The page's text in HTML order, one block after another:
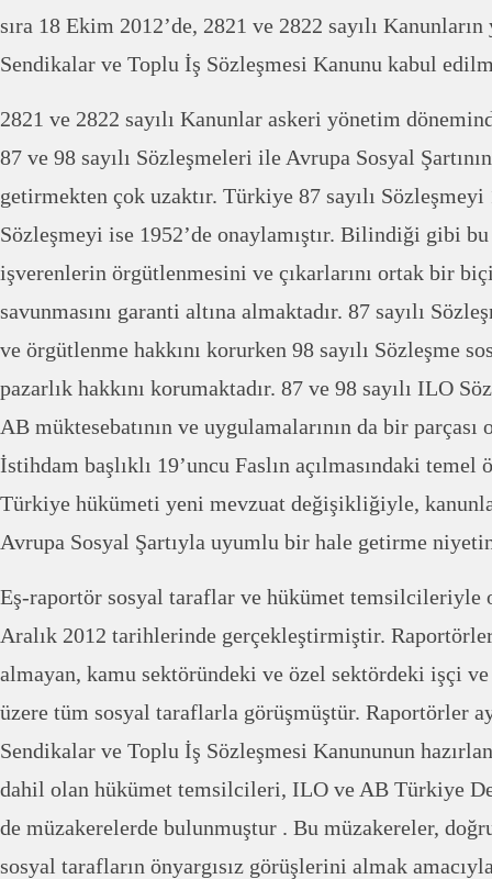
sıra 18 Ekim 2012’de, 2821 ve 2822 sayılı
Sendikalar ve Toplu İş Sözleşmesi Kanunu kabul
2821 ve 2822 sayılı Kanunlar askeri yönetim
87 ve 98 sayılı Sözleşmeleri ile Avrupa Sosyal
getirmekten çok uzaktır. Türkiye 87 sayılı Sözleşmeyi
Sözleşmeyi ise 1952’de onaylamıştır. Bilindiği gibi
işverenlerin örgütlenmesini ve çıkarlarını ortak bir
savunmasını garanti altına almaktadır. 87 sayılı
ve örgütlenme hakkını korurken 98 sayılı Sözleşme
pazarlık hakkını korumaktadır. 87 ve 98 sayılı ILO
AB müktesebatının ve uygulamalarının da bir
İstihdam başlıklı 19’uncu Faslın açılmasındaki
Türkiye hükümeti yeni mevzuat değişikliğiyle,
Avrupa Sosyal Şartıyla uyumlu bir hale getirme
Eş-raportör sosyal taraflar ve hükümet temsilcileriyle
Aralık 2012 tarihlerinde gerçekleştirmiştir.
almayan, kamu sektöründeki ve özel sektördeki işçi
üzere tüm sosyal taraflarla görüşmüştür. Raportörler
Sendikalar ve Toplu İş Sözleşmesi Kanununun
dahil olan hükümet temsilcileri, ILO ve AB Türkiye
de müzakerelerde bulunmuştur . Bu müzakereler,
sosyal tarafların önyargısız görüşlerini almak